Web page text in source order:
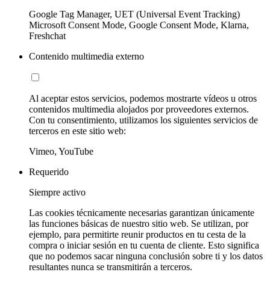
Google Tag Manager, UET (Universal Event Tracking)
Microsoft Consent Mode, Google Consent Mode, Klarna,
Freshchat
Contenido multimedia externo
Al aceptar estos servicios, podemos mostrarte vídeos u otros
contenidos multimedia alojados por proveedores externos.
Con tu consentimiento, utilizamos los siguientes servicios de
terceros en este sitio web:
Vimeo, YouTube
Requerido
Siempre activo
Las cookies técnicamente necesarias garantizan únicamente
las funciones básicas de nuestro sitio web. Se utilizan, por
ejemplo, para permitirte reunir productos en tu cesta de la
compra o iniciar sesión en tu cuenta de cliente. Esto significa
que no podemos sacar ninguna conclusión sobre ti y los datos
resultantes nunca se transmitirán a terceros.